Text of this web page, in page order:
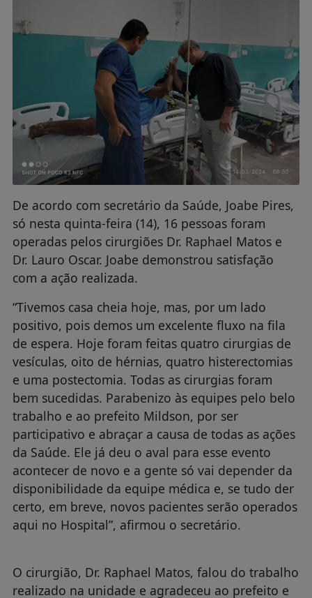
De acordo com secretário da Saúde, Joabe Pires,
só nesta quinta-feira (14), 16 pessoas foram
operadas pelos cirurgiões Dr. Raphael Matos e
Dr. Lauro Oscar. Joabe demonstrou satisfação
com a ação realizada.
“Tivemos casa cheia hoje, mas, por um lado
positivo, pois demos um excelente fluxo na fila
de espera. Hoje foram feitas quatro cirurgias de
vesículas, oito de hérnias, quatro histerectomias
e uma postectomia. Todas as cirurgias foram
bem sucedidas. Parabenizo às equipes pelo belo
trabalho e ao prefeito Mildson, por ser
participativo e abraçar a causa de todas as ações
da Saúde. Ele já deu o aval para esse evento
acontecer de novo e a gente só vai depender da
disponibilidade da equipe médica e, se tudo der
certo, em breve, novos pacientes serão operados
aqui no Hospital”, afirmou o secretário.
O cirurgião, Dr. Raphael Matos, falou do trabalho
realizado na unidade e agradeceu ao prefeito e